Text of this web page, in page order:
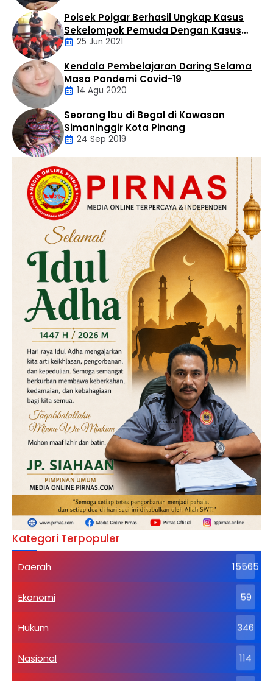
Artikel
Daerah
Polsek Poigar Berhasil Ungkap Kasus
Sekelompok Pemuda Dengan Kasus
Pencabulan
25 Jun 2021
Artikel
Kendala Pembelajaran Daring Selama
Masa Pandemi Covid-19
14 Agu 2020
Daerah
Hukum
Kriminal
Labusel
Seorang Ibu di Begal di Kawasan
Simaninggir Kota Pinang
24 Sep 2019
Kategori Terpopuler
Daerah 15565
Ekonomi 59
Hukum 346
Nasional 114